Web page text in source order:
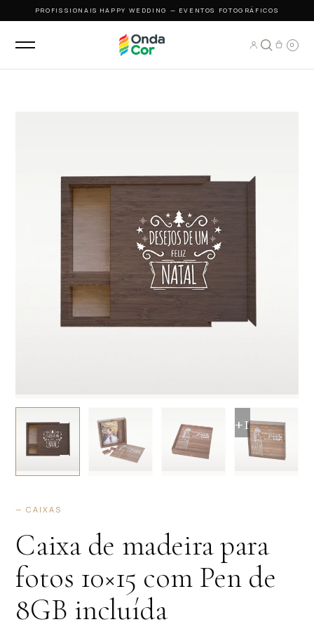
PROFISSIONAIS ·HAPPY WEDDING — EVENTOS FOTOGRÁFICOS
0
+1
— CAIXAS
Caixa de madeira para
fotos 10×15 com Pen de
8GB incluída